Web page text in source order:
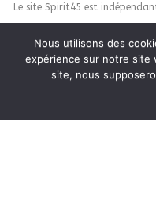
Le site Spirit45 est
This site is
Nous utilisons des
expérience sur notre site
site, nous